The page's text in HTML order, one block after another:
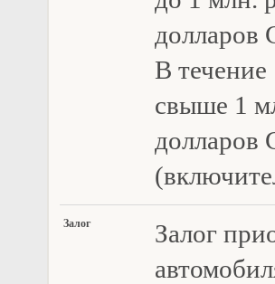
В
свыше 1
Залог
Залог